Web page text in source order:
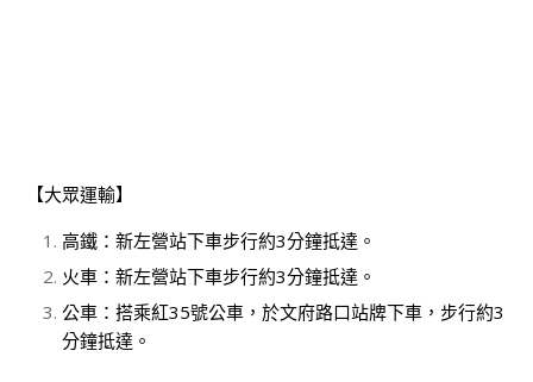
【大眾運輸】
高鐵：新左營站下車步行約3分鐘抵達。
火車：新左營站下車步行約3分鐘抵達。
公車：搭乘紅35號公車，於文府路口站牌下車，步行約3
分鐘抵達。